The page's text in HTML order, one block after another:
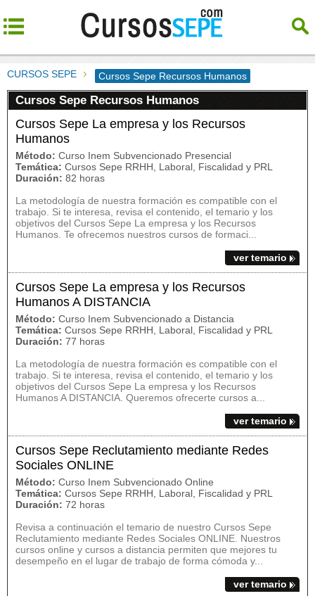
CURSOS SEPE Cursos Sepe Recursos Humanos
Cursos Sepe Recursos Humanos
Cursos Sepe La empresa y los Recursos
Humanos
Método: Curso Inem Subvencionado Presencial
Temática: Cursos Sepe RRHH, Laboral, Fiscalidad y PRL
Duración: 82 horas
La metodología de nuestra formación es compatible con el
trabajo. Si te interesa, revisa el contenido, el temario y los
objetivos del Cursos Sepe La empresa y los Recursos
Humanos. Te ofrecemos nuestros cursos de formaci...
ver temario
Cursos Sepe La empresa y los Recursos
Humanos A DISTANCIA
Método: Curso Inem Subvencionado a Distancia
Temática: Cursos Sepe RRHH, Laboral, Fiscalidad y PRL
Duración: 77 horas
La metodología de nuestra formación es compatible con el
trabajo. Si te interesa, revisa el contenido, el temario y los
objetivos del Cursos Sepe La empresa y los Recursos
Humanos A DISTANCIA. Queremos ofrecerte cursos a...
ver temario
Cursos Sepe Reclutamiento mediante Redes
Sociales ONLINE
Método: Curso Inem Subvencionado Online
Temática: Cursos Sepe RRHH, Laboral, Fiscalidad y PRL
Duración: 72 horas
Revisa a continuación el temario de nuestro Cursos Sepe
Reclutamiento mediante Redes Sociales ONLINE. Nuestros
cursos online y cursos a distancia permiten que mejores tu
desempeño en el lugar de trabajo de forma cómoda y...
ver temario